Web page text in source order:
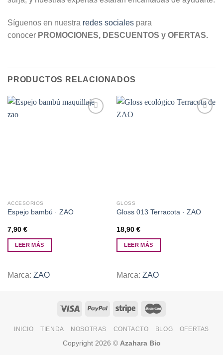
Síguenos en nuestra redes sociales para
conocer PROMOCIONES, DESCUENTOS y OFERTAS.
PRODUCTOS RELACIONADOS
ACCESORIOS
Espejo bambú · ZAO
7,90 €
LEER MÁS
Marca: ZAO
GLOSS
Gloss 013 Terracota · ZAO
18,90 €
LEER MÁS
Marca: ZAO
INICIO TIENDA NOSOTRAS CONTACTO BLOG OFERTAS
Copyright 2026 © Azahara Bio